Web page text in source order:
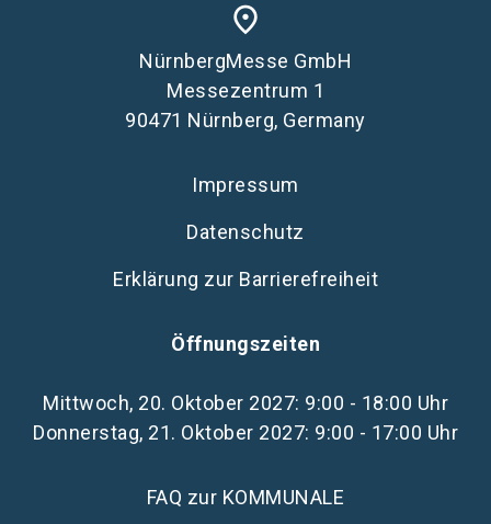
place
NürnbergMesse GmbH
Messezentrum 1
90471 Nürnberg, Germany
Impressum
Datenschutz
Erklärung zur Barrierefreiheit
Öffnungszeiten
Mittwoch, 20. Oktober 2027: 9:00 - 18:00 Uhr
Donnerstag, 21. Oktober 2027: 9:00 - 17:00 Uhr
FAQ zur KOMMUNALE